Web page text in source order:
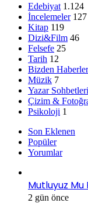
Edebiyat 1.124
İncelemeler 127
Kitap 119
Dizi&Film 46
Felsefe 25
Tarih 12
Bizden Haberler
Müzik 7
Yazar Sohbetleri
Çizim &
Psikoloji 1
Son Eklenen
Popüler
Yorumlar
Mutluyuz
2 gün önce